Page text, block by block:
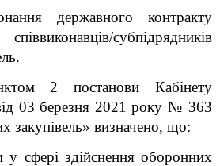
державного контракту
субпідрядників
2 постанови Кабінету
03 березня 2021 року № 363
закупівель» визначено, що:
сфері здійснення оборонних